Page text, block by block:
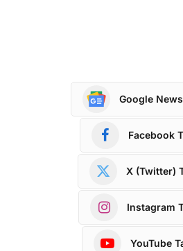
Google
Facebook
X (Twitter)
Instagram
YouTube